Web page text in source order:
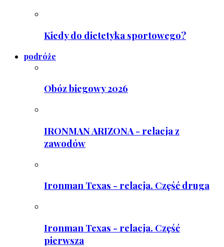
Kiedy do dietetyka sportowego?
podróże
Obóz biegowy 2026
IRONMAN ARIZONA - relacja z
zawodów
Ironman Texas - relacja. Część druga
Ironman Texas - relacja. Część
pierwsza